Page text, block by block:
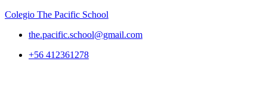
Colegio The Pacific School
the.pacific.school@gmail.com
+56 412361278